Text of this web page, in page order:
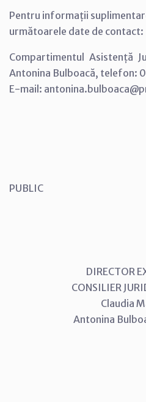
Pentru informații
următoarele date de contact:
Compartimentul Asistență
Antonina Bulboacă, telefon:
E-mail:
p.
Călin
PUBLIC
DIRECTOR
CONSILIER
Claudia
Antonina